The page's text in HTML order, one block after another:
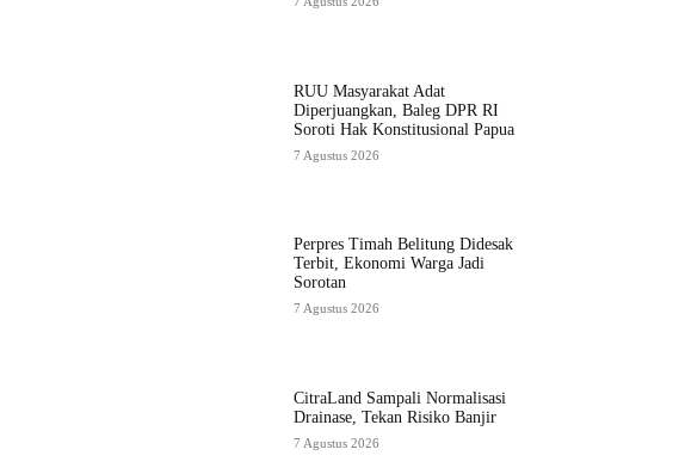
RUU Masyarakat Adat
Diperjuangkan, Baleg DPR RI
Soroti Hak Konstitusional Papua
7 Agustus 2026
Perpres Timah Belitung Didesak
Terbit, Ekonomi Warga Jadi
Sorotan
7 Agustus 2026
CitraLand Sampali Normalisasi
Drainase, Tekan Risiko Banjir
7 Agustus 2026